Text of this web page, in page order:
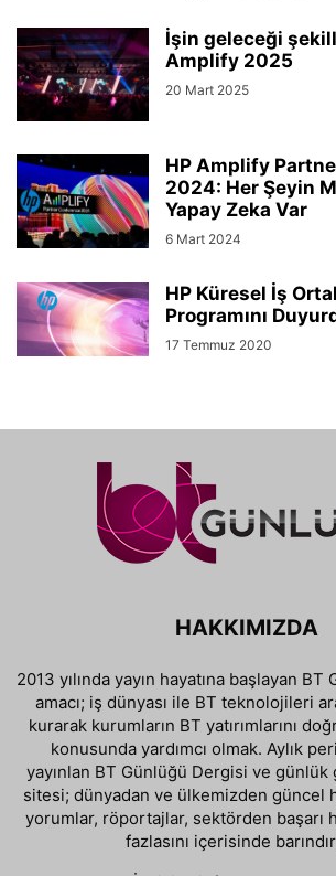
İşin geleceği
Amplify 2025
20 Mart 2025
HP Amplify
2024: Her Şeyin
Yapay Zeka Var
6 Mart 2024
HP Küresel İş
Programını
17 Temmuz 2020
HAKKIMIZDA
2013 yılında yayın hayatına başlayan
amacı; iş dünyası ile BT teknolojileri
kurarak kurumların BT yatırımlarını
konusunda yardımcı olmak. Aylık
yayınlan BT Günlüğü Dergisi ve
sitesi; dünyadan ve ülkemizden güncel
yorumlar, röportajlar, sektörden başarı
fazlasını içerisinde